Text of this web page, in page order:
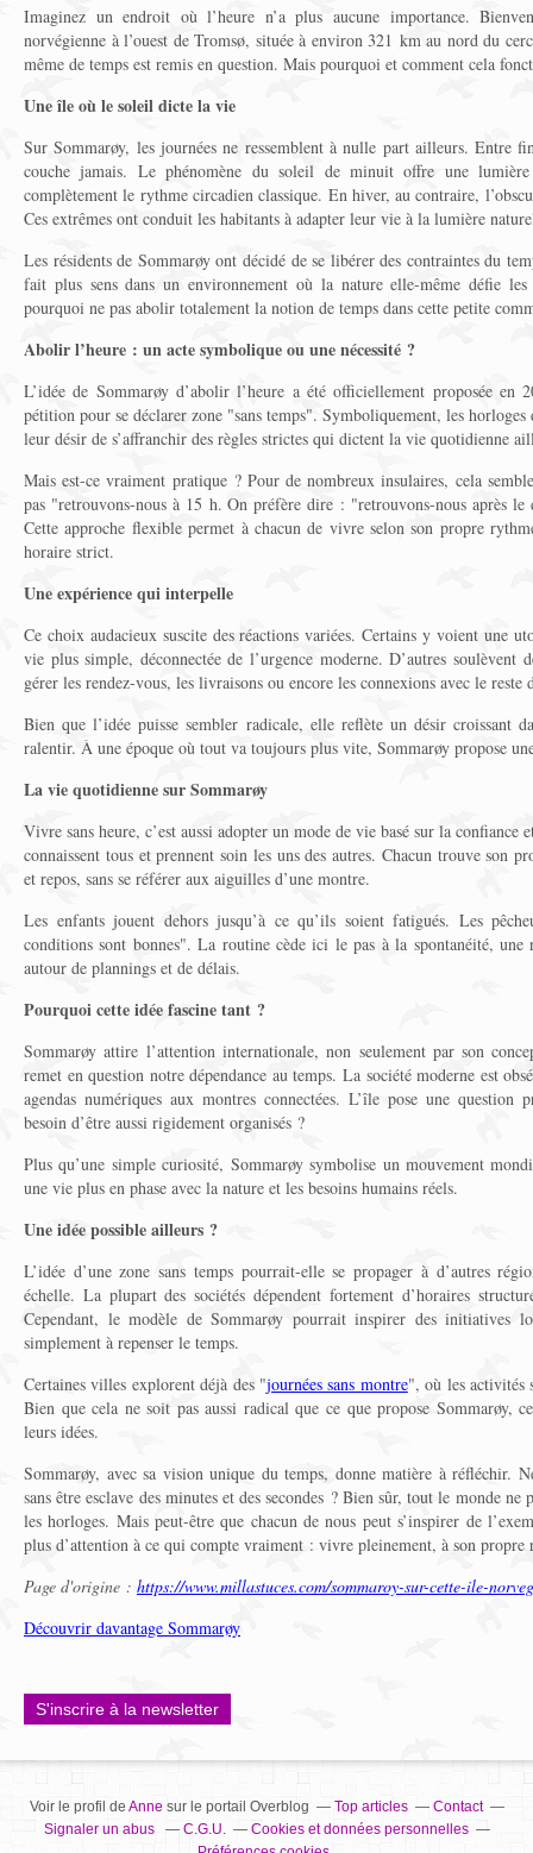
Imaginez un endroit où l’heure n’a plus aucune importance.
norvégienne à l’ouest de Tromsø, située à environ 321 km au nord du
même de temps est remis en question. Mais pourquoi et comment cela
Une île où le soleil dicte la vie
Sur Sommarøy, les journées ne ressemblent à nulle part ailleurs.
couche jamais. Le phénomène du soleil de minuit offre une
complètement le rythme circadien classique. En hiver, au contraire,
Ces extrêmes ont conduit les habitants à adapter leur vie à la lumière
Les résidents de Sommarøy ont décidé de se libérer des contraintes du
fait plus sens dans un environnement où la nature elle-même défie
pourquoi ne pas abolir totalement la notion de temps dans cette petite
Abolir l’heure : un acte symbolique ou une nécessité ?
L’idée de Sommarøy d’abolir l’heure a été officiellement proposée en
pétition pour se déclarer zone "sans temps". Symboliquement, les horloges
leur désir de s’affranchir des règles strictes qui dictent la vie quotidienne
Mais est-ce vraiment pratique ? Pour de nombreux insulaires, cela
pas "retrouvons-nous à 15 h. On préfère dire : "retrouvons-nous après
Cette approche flexible permet à chacun de vivre selon son propre
horaire strict.
Une expérience qui interpelle
Ce choix audacieux suscite des réactions variées. Certains y voient une
vie plus simple, déconnectée de l’urgence moderne. D’autres soulèvent
gérer les rendez-vous, les livraisons ou encore les connexions avec le reste
Bien que l’idée puisse sembler radicale, elle reflète un désir croissant
ralentir. À une époque où tout va toujours plus vite, Sommarøy propose
La vie quotidienne sur Sommarøy
Vivre sans heure, c’est aussi adopter un mode de vie basé sur la confiance
connaissent tous et prennent soin les uns des autres. Chacun trouve son
et repos, sans se référer aux aiguilles d’une montre.
Les enfants jouent dehors jusqu’à ce qu’ils soient fatigués. Les
conditions sont bonnes". La routine cède ici le pas à la spontanéité, une
autour de plannings et de délais.
Pourquoi cette idée fascine tant ?
Sommarøy attire l’attention internationale, non seulement par son
remet en question notre dépendance au temps. La société moderne est
agendas numériques aux montres connectées. L’île pose une question
besoin d’être aussi rigidement organisés ?
Plus qu’une simple curiosité, Sommarøy symbolise un mouvement
une vie plus en phase avec la nature et les besoins humains réels.
Une idée possible ailleurs ?
L’idée d’une zone sans temps pourrait-elle se propager à d’autres
échelle. La plupart des sociétés dépendent fortement d’horaires
Cependant, le modèle de Sommarøy pourrait inspirer des initiatives
simplement à repenser le temps.
Certaines villes explorent déjà des "journées sans montre", où les activités
Bien que cela ne soit pas aussi radical que ce que propose Sommarøy,
leurs idées.
Sommarøy, avec sa vision unique du temps, donne matière à réfléchir.
sans être esclave des minutes et des secondes ? Bien sûr, tout le monde ne
les horloges. Mais peut-être que chacun de nous peut s’inspirer de
plus d’attention à ce qui compte vraiment : vivre pleinement, à son propre
Page d'origine : https://www.millastuces.com/sommaroy-sur-cette-ile-
Découvrir davantage Sommarøy
S'inscrire à la newsletter
Voir le profil de Annesur le portail Overblog Top articles
Contact
Signaler un abus
C.G.U.
Cookies et données personnelles